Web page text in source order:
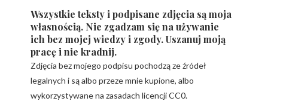
Wszystkie teksty i podpisane zdjęcia są moja
własnością. Nie zgadzam się na używanie
ich bez mojej wiedzy i zgody. Uszanuj moją
pracę i nie kradnij.
Zdjęcia bez mojego podpisu pochodzą ze źródeł
legalnych i są albo przeze mnie kupione, albo
wykorzystywane na zasadach licencji CC0.